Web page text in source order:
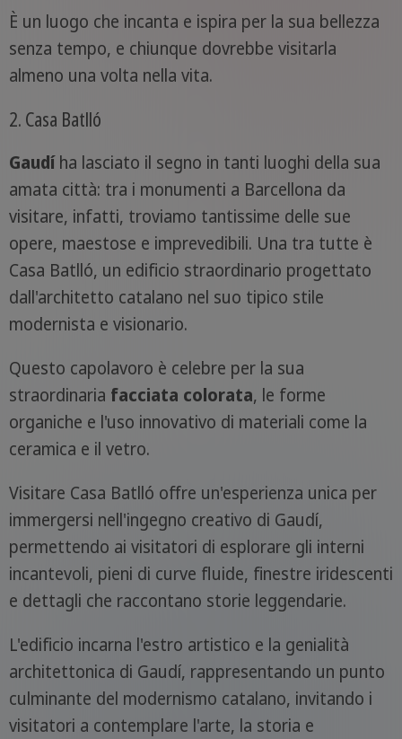
È un luogo che incanta e ispira per la sua bellezza
senza tempo, e chiunque dovrebbe visitarla
almeno una volta nella vita.
2. Casa Batlló
Gaudíha lasciato il segno in tanti luoghi della sua
amata città: tra i monumenti a Barcellona da
visitare, infatti, troviamo tantissime delle sue
opere, maestose e imprevedibili. Una tra tutte è
Casa Batlló, un edificio straordinario progettato
dall'architetto catalano nel suo tipico stile
modernista e visionario.
Questo capolavoro è celebre per la sua
straordinaria facciata colorata, le forme
organiche e l'uso innovativo di materiali come la
ceramica e il vetro.
Visitare Casa Batlló offre un'esperienza unica per
immergersi nell'ingegno creativo di Gaudí,
permettendo ai visitatori di esplorare gli interni
incantevoli, pieni di curve fluide, finestre iridescenti
e dettagli che raccontano storie leggendarie.
L'edificio incarna l'estro artistico e la genialità
architettonica di Gaudí, rappresentando un punto
culminante del modernismo catalano, invitando i
visitatori a contemplare l'arte, la storia e